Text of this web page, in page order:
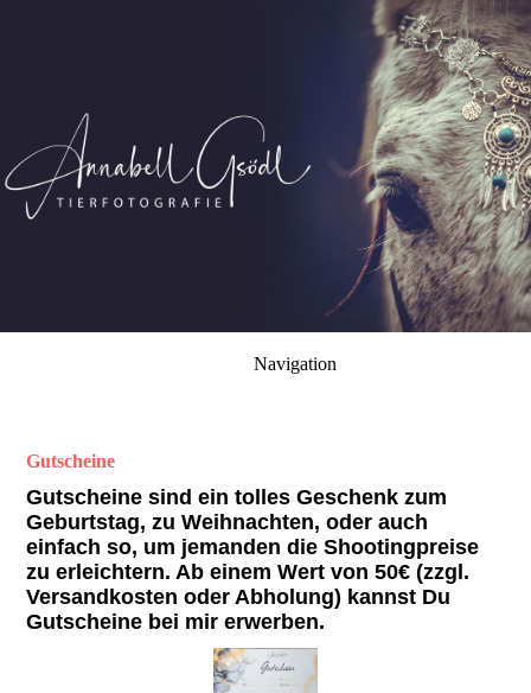
Navigation
Gutscheine
Gutscheine sind ein tolles Geschenk zum
Geburtstag, zu Weihnachten, oder auch
einfach so, um jemanden die Shootingpreise
zu erleichtern. Ab einem Wert von 50€ (zzgl.
Versandkosten oder Abholung) kannst Du
Gutscheine bei mir erwerben.